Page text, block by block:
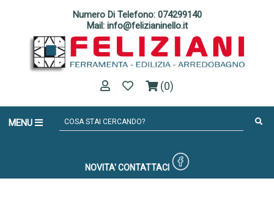
Numero Di Telefono: 074299140
Mail: info@felizianinello.it
(0)
MENU
NOVITA' CONTATTACI